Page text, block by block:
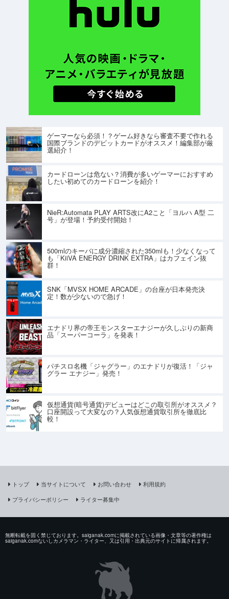
ゲーマーなら必須！？ゲーム好きなら審査不要で作れる
国際ブランドのデビットカードがオススメ！編集部が厳
選紹介！
カードローンは危ない？消費が多いゲーマーにおすすめ
したい初めてのカードローンを紹介！
NieR:Automata PLAY ARTS改にA2こと「ヨルハ A型 二
号」が登場！予約受付開始！
500mlのキーバに成分濃縮された350mlも！少なくなって
も「KiiVA ENERGY DRINK EXTRA」はカフェイン抜
群！
SNK「MVSX HOME ARCADE」の台座が日本発売決
定！数が少ないので急げ！
エナドリ界の帝王モンスターエナジーが久しぶりの新商
品「スーパーコーラ」を発表！
パチスロ名機「ジャグラー」のエナドリが復活！「ジャ
グラー エナジー」発売！
仮想通貨(暗号通貨)デビューはどこの取引所がオススメ？
口座開設って大変なの？人気仮想通貨取引所を徹底比
較！
トップ 当サイトについて お問い合わせ
利用規約
プライバシーポリシー
ライター募集中
無断転載を固く禁じております。saiganak.comに掲載されている画像・文章等の著作権は
saiganak.comないしカメラマン・ライター、又は引用・出典元のサイトに帰属されます。